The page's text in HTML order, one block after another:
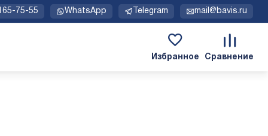
75-55 WhatsApp Telegram mail@bavis.ru